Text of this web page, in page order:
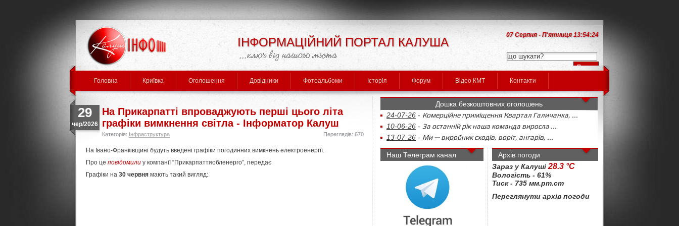
ІНФОРМАЦІЙНИЙ ПОРТАЛ КАЛУША
07 Серпня - П'ятниця 13:54:25
Головна Криївка Оголошення Довідники Фотоальбоми Історія Форум Відео КМТ Контакти
29
чер/2026
На Прикарпатті впроваджують перші цього літа
графіки вимкнення світла - Інформатор Калуш
Категорія: Інфраструктура Переглядів: 670
На Івано-Франківщині будуть введені графіки погодинних вимкнень електроенергії.
Про це повідомили у компанії “Прикарпаттяобленерго”, передає
Графіки на 30 червня мають такий вигляд:
Дошка безкоштовних оголошень
24-07-26 - Комерційне приміщення Квартал Галичанка, ...
10-06-26 - За останній рік наша команда виросла ...
13-07-26 - Ми — виробник сходів, воріт, ангарів, ...
Наш Телеграм канал
Архів погоди
Зараз у Калуші 28.3 °C
Вологість - 61%
Тиск - 735 мм.рт.ст
Переглянути архів погоди